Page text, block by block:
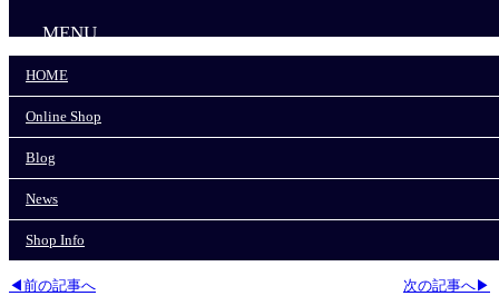
Online Shop
News
MENU
HOME
Online Shop
Blog
News
Shop Info
COLIMBO/コリンボ>
次の記事へ▶
◀前の記事へ